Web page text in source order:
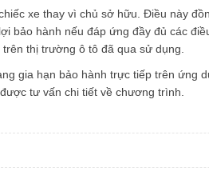
xe thay vì chủ sở hữu. Điều này
bảo hành nếu đáp ứng đầy đủ các
thị trường ô tô đã qua sử dụng.
gia hạn bảo hành trực tiếp trên ứng
tư vấn chi tiết về chương trình.